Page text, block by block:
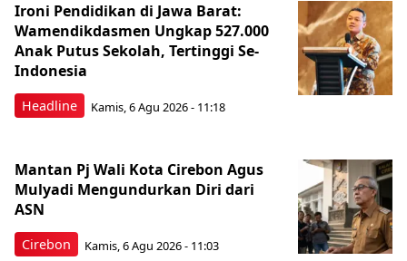
Headline
Ironi Pendidikan di Jawa Barat:
Wamendikdasmen Ungkap 527.000
Anak Putus Sekolah, Tertinggi Se-
Indonesia
Kamis, 6 Agu 2026 - 11:18
Cirebon
Mantan Pj Wali Kota Cirebon Agus
Mulyadi Mengundurkan Diri dari
ASN
Kamis, 6 Agu 2026 - 11:03